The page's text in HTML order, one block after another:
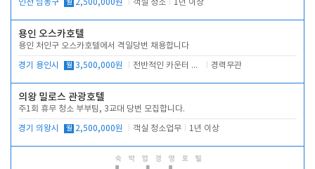
인천 남동구 월 2,500,000원 객실 청소 1년 이상
용인 오스카호텔
용인 처인구 오스카호텔에서 격일당번 채용합니다
경기 용인시 월 3,500,000원 전반적인 카운터 업무 경력무관
의왕 밀로스 관광호텔
주1회 휴무 청소 부부팀, 3교대 당번 모집합니다.
경기 의왕시 월 2,500,000원 객실 청소업무 1년 이상